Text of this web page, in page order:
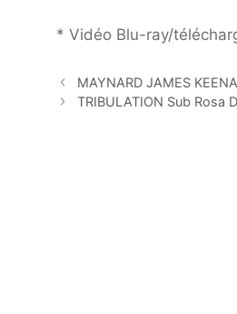
* Vidéo Blu-ray/
MAYNARD JAMES
TRIBULATION Sub Rosa